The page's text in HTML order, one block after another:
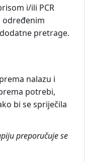
i/ili PCR
određenim
pretrage.
nalazu i
potrebi,
bi se spriječila
preporučuje se